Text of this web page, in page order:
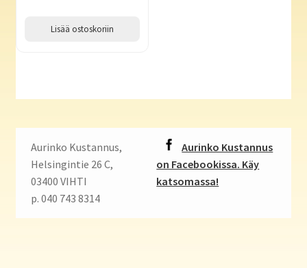
Lisää ostoskoriin
Aurinko Kustannus,
Helsingintie 26 C,
03400 VIHTI
p. 040 743 8314
Aurinko Kustannus
on Facebookissa. Käy
katsomassa!